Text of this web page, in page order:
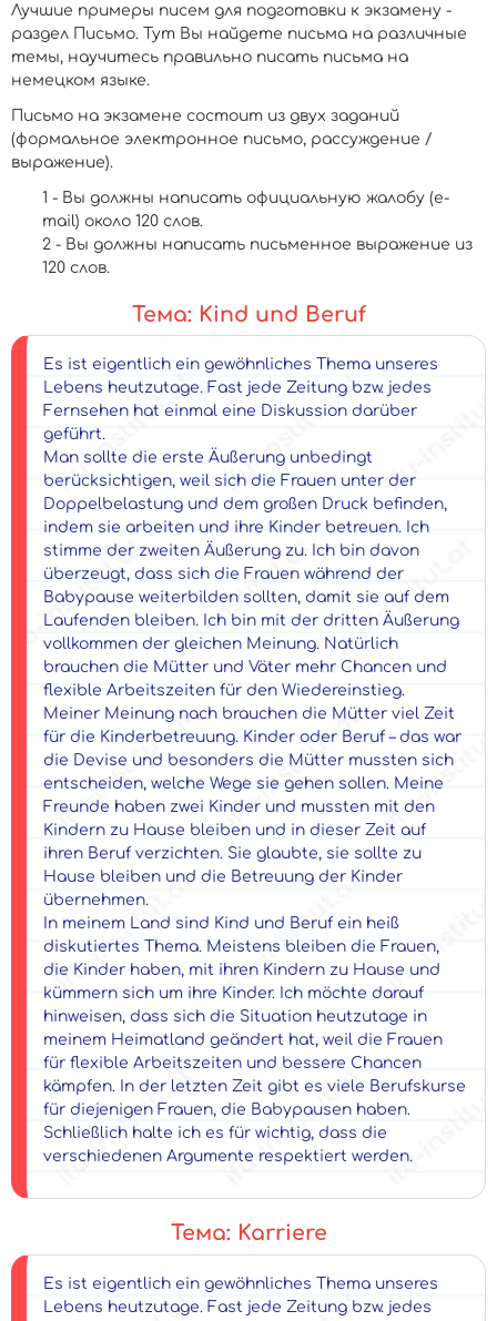
Лучшие примеры писем для подготовки к экзамену -
раздел Письмо. Тут Вы найдете письма на различные
темы, научитесь правильно писать письма на
немецком языке.
Письмо на экзамене состоит из двух заданий
(формальное электронное письмо, рассуждение /
выражение).
- Вы должны написать официальную жалобу (e-
mail) около 120 слов.
- Вы должны написать письменное выражение из
120 слов.
Тема: Kind und Beruf
Es ist eigentlich ein gewöhnliches Thema unseres
Lebens heutzutage. Fast jede Zeitung bzw. jedes
Fernsehen hat einmal eine Diskussion darüber
geführt.
Man sollte die erste Äußerung unbedingt
berücksichtigen, weil sich die Frauen unter der
Doppelbelastung und dem großen Druck befinden,
indem sie arbeiten und ihre Kinder betreuen. Ich
stimme der zweiten Äußerung zu. Ich bin davon
überzeugt, dass sich die Frauen während der
Babypause weiterbilden sollten, damit sie auf dem
Laufenden bleiben. Ich bin mit der dritten Äußerung
vollkommen der gleichen Meinung. Natürlich
brauchen die Mütter und Väter mehr Chancen und
flexible Arbeitszeiten für den Wiedereinstieg.
Meiner Meinung nach brauchen die Mütter viel Zeit
für die Kinderbetreuung. Kinder oder Beruf – das war
die Devise und besonders die Mütter mussten sich
entscheiden, welche Wege sie gehen sollen. Meine
Freunde haben zwei Kinder und mussten mit den
Kindern zu Hause bleiben und in dieser Zeit auf
ihren Beruf verzichten. Sie glaubte, sie sollte zu
Hause bleiben und die Betreuung der Kinder
übernehmen.
In meinem Land sind Kind und Beruf ein heiß
diskutiertes Thema. Meistens bleiben die Frauen,
die Kinder haben, mit ihren Kindern zu Hause und
kümmern sich um ihre Kinder. Ich möchte darauf
hinweisen, dass sich die Situation heutzutage in
meinem Heimatland geändert hat, weil die Frauen
für flexible Arbeitszeiten und bessere Chancen
kämpfen. In der letzten Zeit gibt es viele Berufskurse
für diejenigen Frauen, die Babypausen haben.
Schließlich halte ich es für wichtig, dass die
verschiedenen Argumente respektiert werden.
Тема: Karriere
Es ist eigentlich ein gewöhnliches Thema unseres
Lebens heutzutage. Fast jede Zeitung bzw. jedes